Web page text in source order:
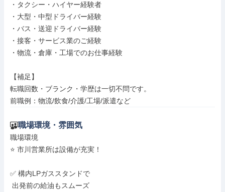
・タクシー・ハイヤー経験者
・大型・中型ドライバー経験
・バス・送迎ドライバー経験
・接客・サービス業のご経験
・物流・倉庫・工場でのお仕事経験
【補足】
転職回数・ブランク・学歴は一切不問です。
前職例：物流/飲食/介護/工場/派遣など
職場環境・雰囲気
職場環境
⭐ 市川営業所は設備が充実！
✅ 構内LPガススタンドで